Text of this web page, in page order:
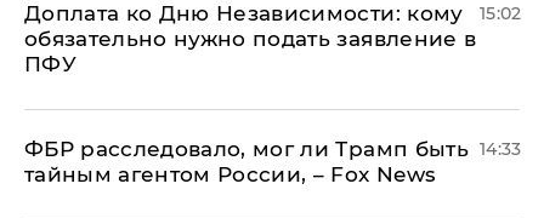
Доплата ко Дню Независимости: кому
обязательно нужно подать заявление в
ПФУ
15:02
ФБР расследовало, мог ли Трамп быть
тайным агентом России, – Fox News
14:33